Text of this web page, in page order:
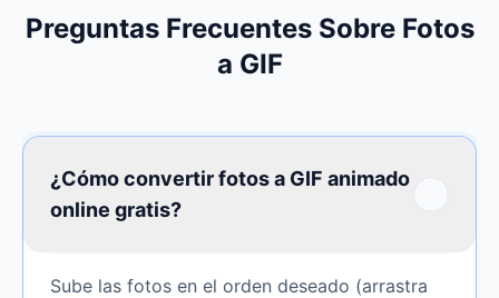
Preguntas Frecuentes Sobre Fotos
a GIF
¿Cómo convertir fotos a GIF animado
online gratis?
Sube las fotos en el orden deseado (arrastra